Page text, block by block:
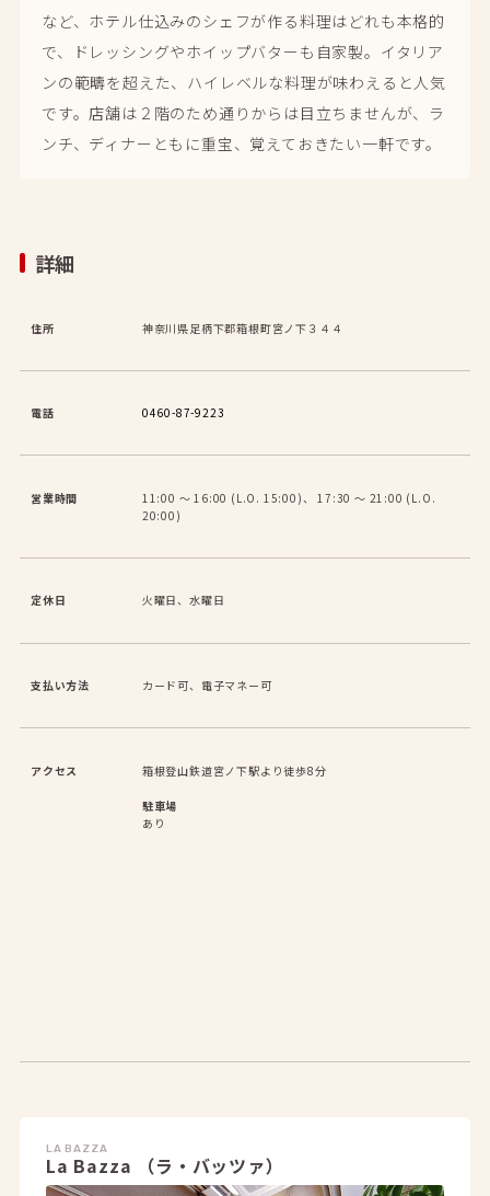
など、ホテル仕込みのシェフが作る料理はどれも本格的
で、ドレッシングやホイップバターも自家製。イタリア
ンの範疇を超えた、ハイレベルな料理が味わえると人気
です。店舗は２階のため通りからは目立ちませんが、ラ
ンチ、ディナーともに重宝、覚えておきたい一軒です。
詳細
住所 神奈川県足柄下郡箱根町宮ノ下３４４
電話 0460-87-9223
営業時間
11:00 〜 16:00 (L.O. 15:00)、 17:30 〜 21:00 (L.O.
20:00)
定休日 火曜日、水曜日
支払い方法 カード可、電子マネー可
アクセス 箱根登山鉄道宮ノ下駅より徒歩8分
駐車場
あり
LA BAZZA
La Bazza （ラ・バッツァ）